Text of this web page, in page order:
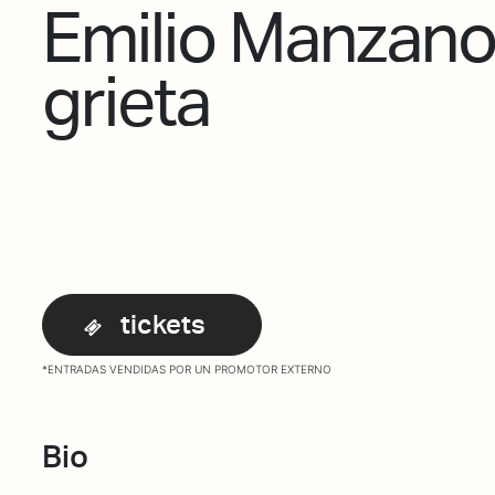
Emilio
grieta
tickets
*ENTRADAS VENDIDAS POR UN PROMOTOR EXTERNO
Bio